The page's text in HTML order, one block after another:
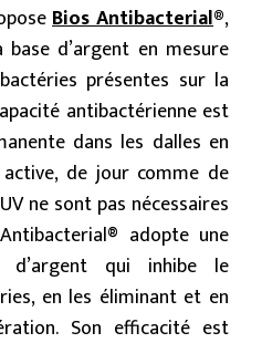
Bios Antibacterial®,
d’argent en mesure
présentes sur la
antibactérienne est
dans les dalles en
de jour comme de
ne sont pas nécessaires
adopte une
d’argent qui inhibe le
en les éliminant et en
Son efficacité est